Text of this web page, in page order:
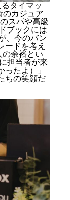
タイマッ
カジュア
スパや高級
ブックには
、今のバン
ードを考え
余裕とい
担当者が来
たよ）」
ちの笑顔だ